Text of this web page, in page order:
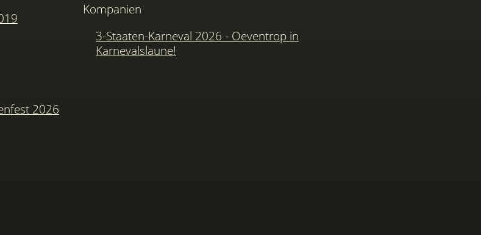
2026
Kompanien
3-Staaten-Karneval 2026 - Oeventrop in
Karnevalslaune!